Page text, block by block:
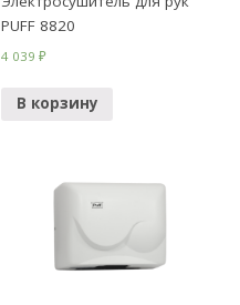
PUFF 8820
4 039₽
В корзину